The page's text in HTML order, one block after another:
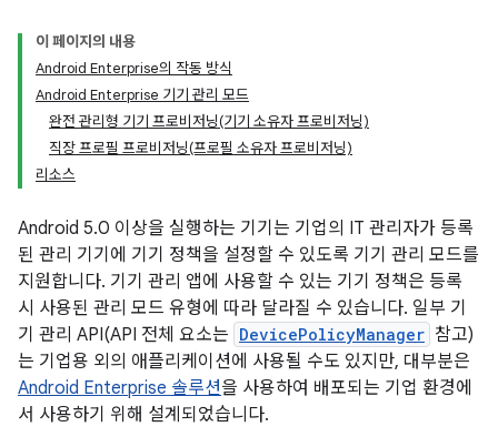
이 페이지의 내용
Android Enterprise의 작동 방식
Android Enterprise 기기 관리 모드
완전 관리형 기기 프로비저닝(기기 소유자 프로비저닝)
직장 프로필 프로비저닝(프로필 소유자 프로비저닝)
리소스
Android 5.0 이상을 실행하는 기기는 기업의 IT 관리자가 등록
된 관리 기기에 기기 정책을 설정할 수 있도록 기기 관리 모드를
지원합니다. 기기 관리 앱에 사용할 수 있는 기기 정책은 등록
시 사용된 관리 모드 유형에 따라 달라질 수 있습니다. 일부 기
기 관리 API(API 전체 요소는 DevicePolicyManager 참고)
는 기업용 외의 애플리케이션에 사용될 수도 있지만, 대부분은
Android Enterprise 솔루션을 사용하여 배포되는 기업 환경에
서 사용하기 위해 설계되었습니다.